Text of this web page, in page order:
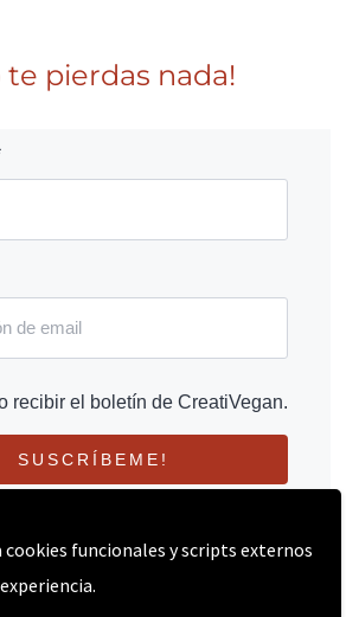
funcionales y scripts externos
te pierdas nada!
recibir el boletín de CreatiVegan.
SUSCRÍBEME!